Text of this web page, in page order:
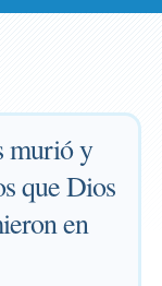
murió y
que Dios
en